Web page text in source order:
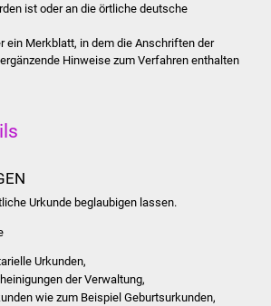
Was erledige ich wo
Bildung
ist oder an die örtliche deutsche
ein Merkblatt, in dem die Anschriften der
Hinweise zum Verfahren enthalten
Urkunde beglaubigen lassen.
Urkunden,
der Verwaltung,
wie zum Beispiel Geburtsurkunden,